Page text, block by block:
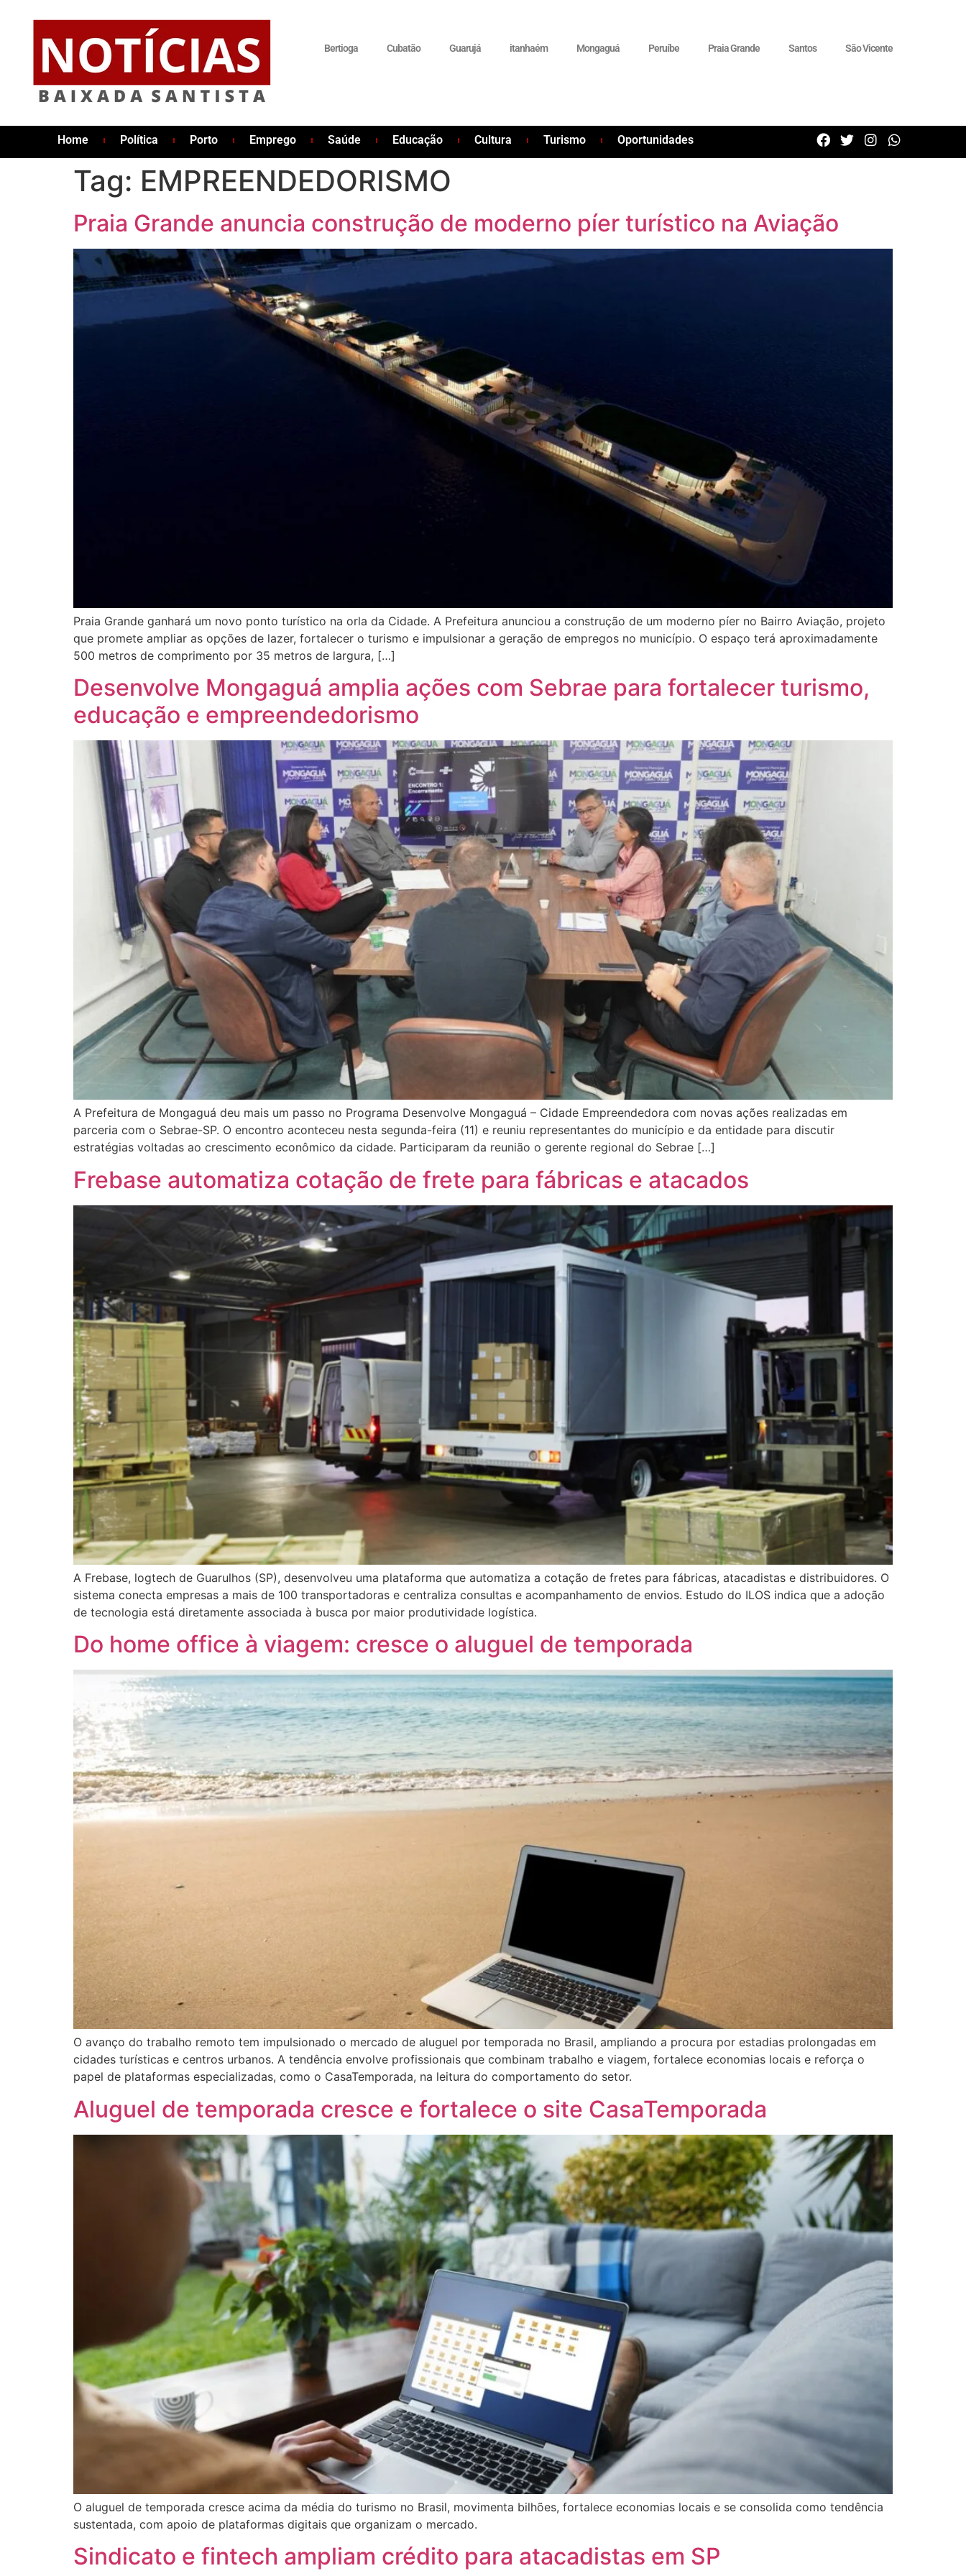
Bertioga Cubatão Guarujá itanhaém Mongaguá Peruíbe Praia Grande Santos São Vicente
Home Política Porto Emprego Saúde Educação Cultura Turismo Oportunidades
Tag: EMPREENDEDORISMO
Praia Grande anuncia construção de moderno píer turístico na Aviação
Praia Grande ganhará um novo ponto turístico na orla da Cidade. A Prefeitura anunciou a construção de um moderno píer no Bairro Aviação, projeto
que promete ampliar as opções de lazer, fortalecer o turismo e impulsionar a geração de empregos no município. O espaço terá aproximadamente
500 metros de comprimento por 35 metros de largura, […]
Desenvolve Mongaguá amplia ações com Sebrae para fortalecer turismo,
educação e empreendedorismo
A Prefeitura de Mongaguá deu mais um passo no Programa Desenvolve Mongaguá – Cidade Empreendedora com novas ações realizadas em
parceria com o Sebrae-SP. O encontro aconteceu nesta segunda-feira (11) e reuniu representantes do município e da entidade para discutir
estratégias voltadas ao crescimento econômico da cidade. Participaram da reunião o gerente regional do Sebrae […]
Frebase automatiza cotação de frete para fábricas e atacados
A Frebase, logtech de Guarulhos (SP), desenvolveu uma plataforma que automatiza a cotação de fretes para fábricas, atacadistas e distribuidores. O
sistema conecta empresas a mais de 100 transportadoras e centraliza consultas e acompanhamento de envios. Estudo do ILOS indica que a adoção
de tecnologia está diretamente associada à busca por maior produtividade logística.
Do home office à viagem: cresce o aluguel de temporada
O avanço do trabalho remoto tem impulsionado o mercado de aluguel por temporada no Brasil, ampliando a procura por estadias prolongadas em
cidades turísticas e centros urbanos. A tendência envolve profissionais que combinam trabalho e viagem, fortalece economias locais e reforça o
papel de plataformas especializadas, como o CasaTemporada, na leitura do comportamento do setor.
Aluguel de temporada cresce e fortalece o site CasaTemporada
O aluguel de temporada cresce acima da média do turismo no Brasil, movimenta bilhões, fortalece economias locais e se consolida como tendência
sustentada, com apoio de plataformas digitais que organizam o mercado.
Sindicato e fintech ampliam crédito para atacadistas em SP